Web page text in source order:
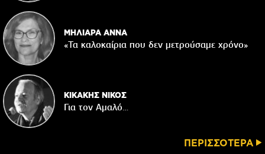
ΜΗΛΙΑΡΑ ΑΝΝΑ
«Τα καλοκαίρια που δεν μετρούσαμε χρόνο»
ΚΙΚΑΚΗΣ ΝΙΚΟΣ
Για τον Αμαλό…
ΠΕΡΙΣΣΟΤΕΡΑ